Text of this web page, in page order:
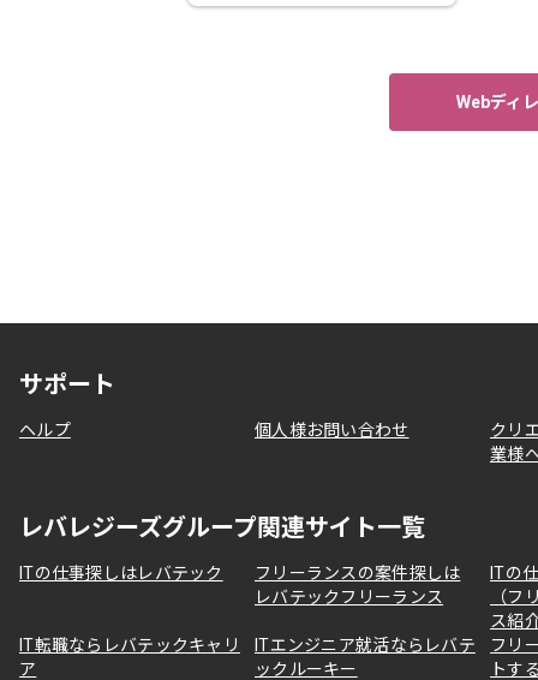
Webディ
サポート
ヘルプ 個人様お問い合わせ
クリ
業様
レバレジーズグループ関連サイト一覧
ITの仕事探しはレバテック
フリーランスの案件探しは
レバテックフリーランス
ITの
（フ
ス紹
IT転職ならレバテックキャリ
ア
ITエンジニア就活ならレバテ
ックルーキー
フリ
トす